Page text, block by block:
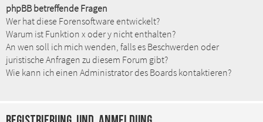
phpBB betreffende Fragen
Wer hat diese Forensoftware entwickelt?
Warum ist Funktion x oder y nicht enthalten?
An wen soll ich mich wenden, falls es Beschwerden oder
juristische Anfragen zu diesem Forum gibt?
Wie kann ich einen Administrator des Boards kontaktieren?